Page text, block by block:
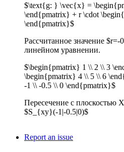
$\text{g: } \vec{x} =
\end{pmatrix} + r \cdot
\end{pmatrix}$
Рассчитанное значение $r=-
линейном уравнении.
$\begin{pmatrix} 1 \\ 2 \\ 3
\begin{pmatrix} 4 \\ 5 \\ 6
-1 \\ -0.5 \\ 0 \end{pmatrix}$
Пересечение с плоскостью
$S_{xy}(-1|-0.5|0)$
Report an issue